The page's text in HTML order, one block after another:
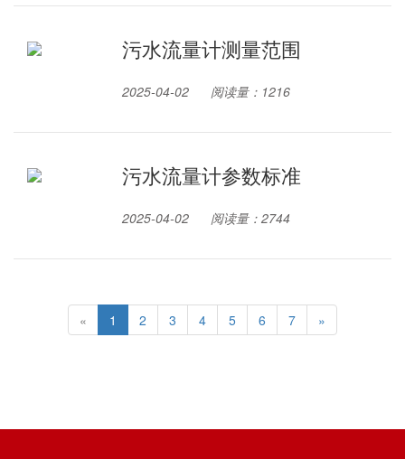
污水流量计测量范围
2025-04-02 阅读量：1216
污水流量计参数标准
2025-04-02 阅读量：2744
« 1 2 3 4 5 6 7 »